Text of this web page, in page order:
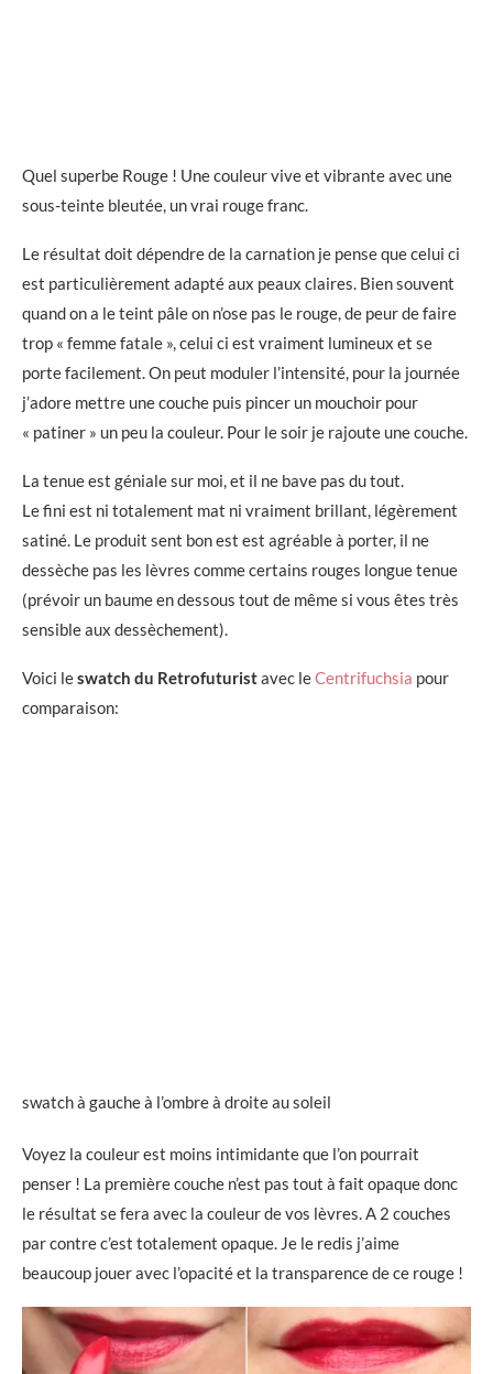
Quel superbe Rouge ! Une couleur vive et vibrante avec une
sous-teinte bleutée, un vrai rouge franc.
Le résultat doit dépendre de la carnation je pense que celui ci
est particulièrement adapté aux peaux claires. Bien souvent
quand on a le teint pâle on n’ose pas le rouge, de peur de faire
trop « femme fatale », celui ci est vraiment lumineux et se
porte facilement. On peut moduler l’intensité, pour la journée
j’adore mettre une couche puis pincer un mouchoir pour
« patiner » un peu la couleur. Pour le soir je rajoute une couche.
La tenue est géniale sur moi, et il ne bave pas du tout.
Le fini est ni totalement mat ni vraiment brillant, légèrement
satiné. Le produit sent bon est est agréable à porter, il ne
dessèche pas les lèvres comme certains rouges longue tenue
(prévoir un baume en dessous tout de même si vous êtes très
sensible aux dessèchement).
Voici leswatch du Retrofuturistavec leCentrifuchsia pour
comparaison:
swatch à gauche à l’ombre à droite au soleil
Voyez la couleur est moins intimidante que l’on pourrait
penser ! La première couche n’est pas tout à fait opaque donc
le résultat se fera avec la couleur de vos lèvres. A 2 couches
par contre c’est totalement opaque. Je le redis j’aime
beaucoup jouer avec l’opacité et la transparence de ce rouge !